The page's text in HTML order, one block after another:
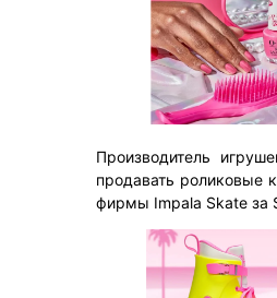
Производитель
продавать роликовые
фирмы Impala Skate за